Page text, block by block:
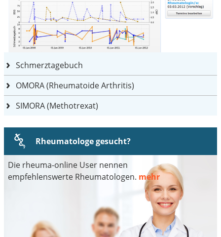
Schmerztagebuch
OMORA (Rheumatoide Arthritis)
SIMORA (Methotrexat)
Rheumatologe gesucht?
Die rheuma-online User nennen
empfehlenswerte Rheumatologen. mehr